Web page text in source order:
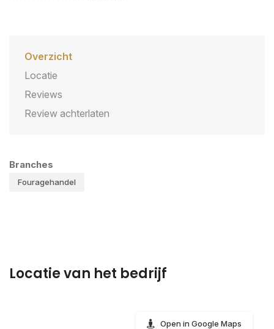
Overzicht
Locatie
Reviews
Review achterlaten
Branches
Fouragehandel
Locatie van het bedrijf
Open in Google Maps